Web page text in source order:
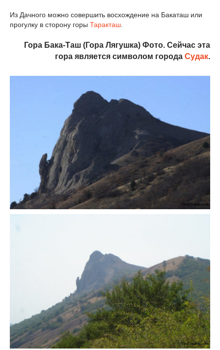
Из Дачного можно совершить восхождение на Бакаташ или
прогулку в сторону горы Таракташ
Гора Бака-Таш (Гора Лягушка) Фото. Сейчас эта
гора является символом города Судак.